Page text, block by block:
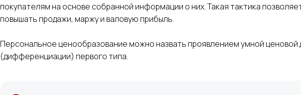
покупателям на основе собранной информации о них. Такая тактика
повышать продажи, маржу и валовую прибыль.
Персональное ценообразование можно назвать проявлением умной ценовой
(дифференциации) первого типа.